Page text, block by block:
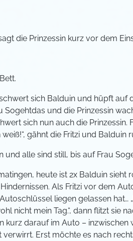
die Prinzessin kurz vor dem
sich Balduin und hüpft auf
Sogehtdas und die Prinzessin
sich nun auch die
gähnt die Fritzi und Balduin
und alle sind still, bis auf Frau
heute ist 2x Balduin sieht
Als Fritzi vor dem
liegen gelassen hat…
nicht mein Tag.“, dann flitzt sie
kurz darauf im Auto –
Erst möchte es nach